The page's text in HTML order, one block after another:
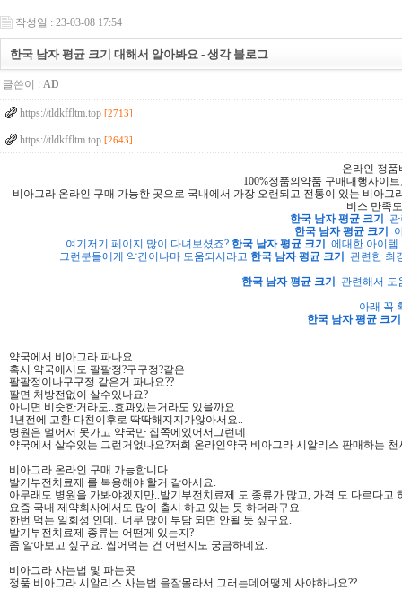
작성일 : 23-03-08 17:54
한국 남자 평균 크기 대해서 알아봐요 - 생각 블로그
글쓴이 : AD
https://tldkffltm.top [2713]
https://tldkffltm.top [2643]
온라인 정품
100%정품의약품 구매대행사이
비아그라 온라인 구매 가능한 곳으로 국내에서 가장 오랜되고 전통이 있는 비아
비스 만족
한국 남자 평균 크기
한국 남자 평균 크기
여기저기 페이지 많이 다녀보셨죠? 한국 남자 평균 크기
에대한 아이템
그런분들에게 약간이나마 도움되시라고 한국 남자 평균 크기
관련한 최
한국 남자 평균 크기
관련해서 도
아래 꼭
한국 남자 평균 크기
약국에서 비아그라 파나요
혹시 약국에서도 팔팔정?구구정?같은
팔팔정이나구구정 같은거 파나요??
팔면 처방전없이 살수있나요?
아니면 비슷한거라도..효과있는거라도 있을까요
1년전에 고환 다친이후로 딱딱해지지가않아서요..
병원은 멀어서 못가고 약국만 집쪽에있어서그런데
약국에서 살수있는 그런거없나요?저희 온라인약국 비아그라 시알리스 판매하는
비아그라 온라인 구매 가능합니다.
발기부전치료제 를 복용해야 할거 같아서요.
아무래도 병원을 가봐야겠지만..발기부전치료제 도 종류가 많고, 가격 도 다르다고
요즘 국내 제약회사에서도 많이 출시 하고 있는 듯 하더라구요.
한번 먹는 일회성 인데.. 너무 많이 부담 되면 안될 듯 싶구요.
발기부전치료제 종류는 어떤게 있는지?
좀 알아보고 싶구요. 씹어먹는 건 어떤지도 궁금하네요.
비아그라 사는법 및 파는곳
정품 비아그라 시알리스 사는법 을잘몰라서 그러는데어떻게 사야하나요??